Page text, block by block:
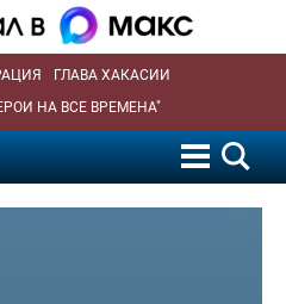
ГЛАВА ХАКАСИИ
НА ВСЕ ВРЕМЕНА"